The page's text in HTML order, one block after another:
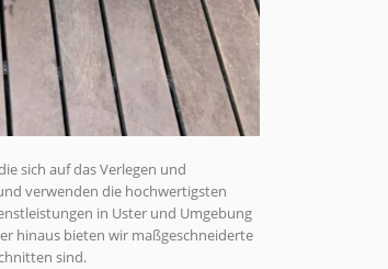
sich auf das Verlegen und
verwenden die hochwertigsten
in Uster und Umgebung
hinaus bieten wir maßgeschneiderte
sind.